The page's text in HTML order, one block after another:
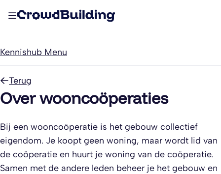
Kennishub Menu
Terug
Over wooncoöperaties
Bij een wooncoöperatie is het gebouw collectief
eigendom. Je koopt geen woning, maar wordt lid van
de coöperatie en huurt je woning van de coöperatie.
Samen met de andere leden beheer je het gebouw en